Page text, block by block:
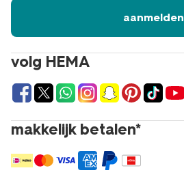
volg HEMA
makkelijk betalen*
aanmelden